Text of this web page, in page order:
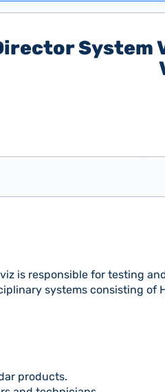
System
is responsible for testing
systems consisting of
products.